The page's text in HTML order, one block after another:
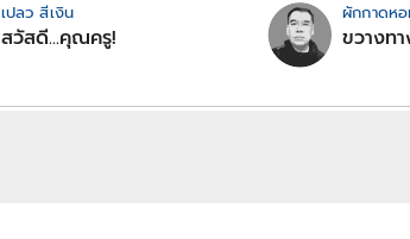
เปลว สีเงิน
สวัสดี...คุณครู!
ผักกาดห
ขวางท